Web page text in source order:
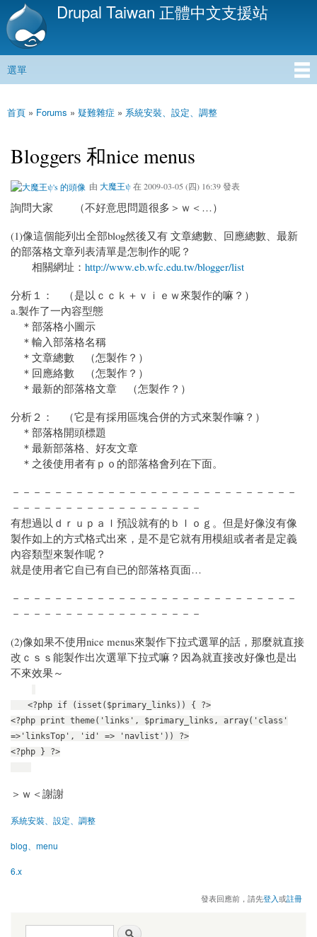
移
內
Drupal Taiwan 正體中文支援站
主選單
選單
您在這裡
首頁 » Forums » 疑難雜症 » 系統安裝、設定、調整
Bloggers 和nice menus
由 大魔王ψ 在 2009-03-05 (四) 16:39 發表
詢問大家 （不好意思問題很多＞ｗ＜…）
(1)像這個能列出全部blog然後又有 文章總數、回應總數、最新
的部落格文章列表清單是怎制作的呢？
相關網址： http://www.eb.wfc.edu.tw/blogger/list
分析１： （是以ｃｃｋ＋ｖｉｅｗ來製作的嘛？）
a.製作了一內容型態
＊部落格小圖示
＊輸入部落格名稱
＊文章總數 （怎製作？）
＊回應絡數 （怎製作？）
＊最新的部落格文章 （怎製作？）
分析２： （它是有採用區塊合併的方式來製作嘛？）
＊部落格開頭標題
＊最新部落格、好友文章
＊之後使用者有ｐｏ的部落格會列在下面。
－－－－－－－－－－－－－－－－－－－－－－－－－－－
－－－－－－－－－－－－－－－－－－
有想過以ｄｒｕｐａｌ預設就有的ｂｌｏｇ。但是好像沒有像
製作如上的方式格式出來，是不是它就有用模組或者者是定義
內容類型來製作呢？
就是使用者它自已有自已的部落格頁面…
－－－－－－－－－－－－－－－－－－－－－－－－－－－
－－－－－－－－－－－－－－－－－－
(2)像如果不使用nice menus來製作下拉式選單的話，那麼就直接
改ｃｓｓ能製作出次選單下拉式嘛？因為就直接改好像也是出
不來效果～
<?php if (isset($primary_links)) { ?>
<?php print theme('links', $primary_links, array('class'
=>'linksTop', 'id' => 'navlist')) ?>
<?php } ?>
＞ｗ＜謝謝
系統安裝、設定、調整
blog、menu
6.x
發表回應前，請先登入或註冊
搜尋表單